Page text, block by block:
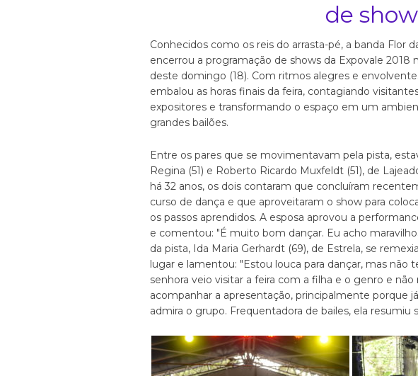
de
Conhecidos como os reis do arrasta-pé, a banda Flor
encerrou a programação de shows da Expovale 2018
deste domingo (18). Com ritmos alegres e
embalou as horas finais da feira, contagiando
expositores e transformando o espaço em um
grandes bailões.
Entre os pares que se movimentavam pela pista,
Regina (51) e Roberto Ricardo Muxfeldt (51), de
há 32 anos, os dois contaram que concluíram
curso de dança e que aproveitaram o show para
os passos aprendidos. A esposa aprovou a
e comentou: "É muito bom dançar. Eu acho
da pista, Ida Maria Gerhardt (69), de Estrela, se
lugar e lamentou: "Estou louca para dançar, mas não
senhora veio visitar a feira com a filha e o genro e não
acompanhar a apresentação, principalmente porque
admira o grupo. Frequentadora de bailes, ela